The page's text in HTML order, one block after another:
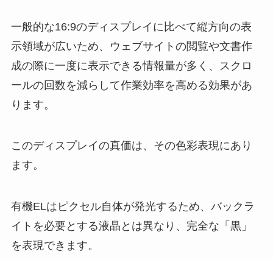
一般的な16:9のディスプレイに比べて縦方向の表
示領域が広いため、ウェブサイトの閲覧や文書作
成の際に一度に表示できる情報量が多く、スクロ
ールの回数を減らして作業効率を高める効果があ
ります。
このディスプレイの真価は、その色彩表現にあり
ます。
有機ELはピクセル自体が発光するため、バックラ
イトを必要とする液晶とは異なり、完全な「黒」
を表現できます。